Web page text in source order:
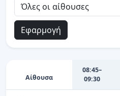
Εφαρμογή
Αίθουσα
08:45–
09:30